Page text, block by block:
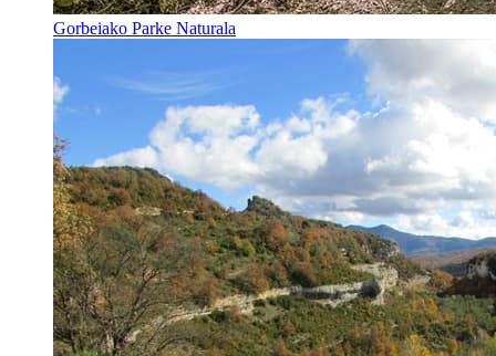
Gorbeiako Parke Naturala